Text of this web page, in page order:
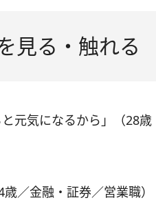
見る・触れる
元気になるから」（28歳
／金融・証券／営業職）